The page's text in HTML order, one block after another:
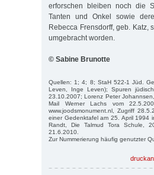
erforschen bleiben noch die
Tanten und Onkel sowie
Rebecca Frensdorff, geb. Katz,
umgebracht worden.
© Sabine Brunotte
Quellen: 1; 4; 8; StaH 522-1 Jüd.
Leven, Inge Leven); Spuren
23.10.2007; Lorenz Peter
Mail Werner Lachs vom
www.joodsmonument.nl, Zugriff
einer Gedenktafel am 25. April 1994
Randt, Die Talmud Tora Schule,
21.6.2010.
Zur Nummerierung häufig genutzter